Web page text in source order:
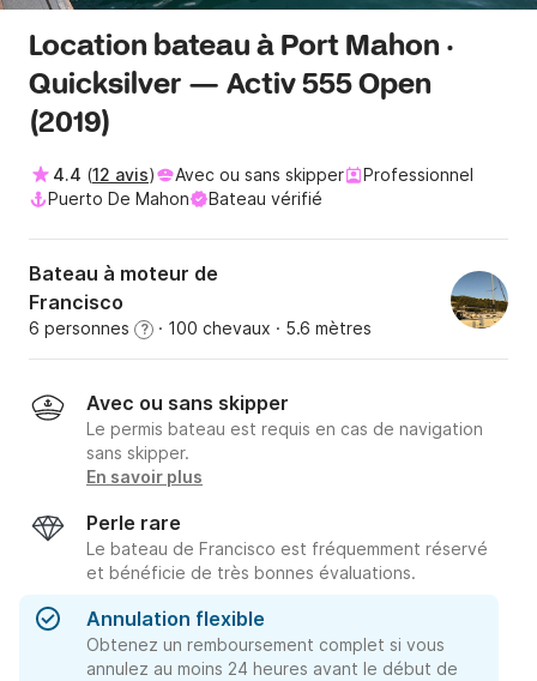
Location bateau à Port Mahon ·
Quicksilver — Activ 555 Open
(2019)
4.4 (12 avis) Avec ou sans skipper
Professionnel
Puerto De Mahon
Bateau vérifié
Bateau à moteur de
Francisco
6 personnes ? · 100 chevaux · 5.6 mètres
Avec ou sans skipper
Le permis bateau est requis en cas de navigation
sans skipper.
En savoir plus
Perle rare
Le bateau de Francisco est fréquemment réservé
et bénéficie de très bonnes évaluations.
Annulation flexible
Obtenez un remboursement complet si vous
annulez au moins 24 heures avant le début de